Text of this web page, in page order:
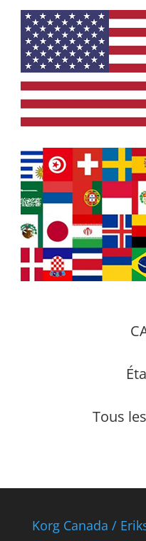
Tous
Korg Canada /